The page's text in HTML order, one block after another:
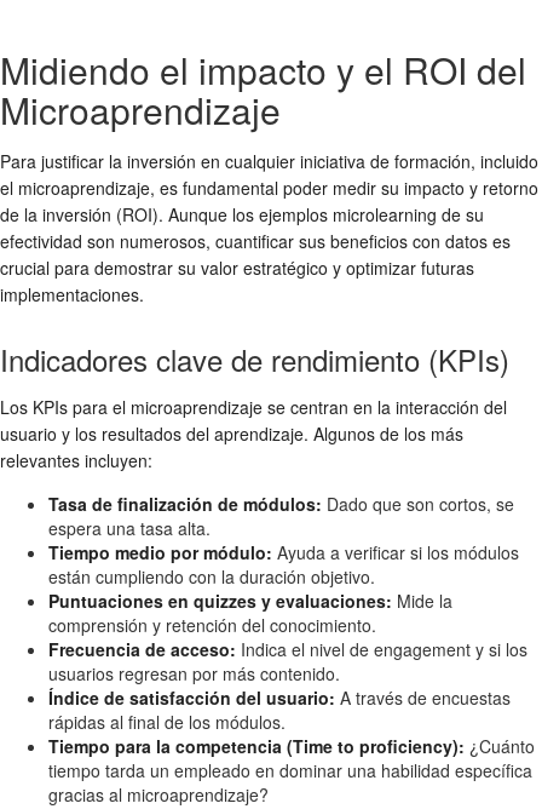
Midiendo el impacto y el ROI del
Microaprendizaje
Para justificar la inversión en cualquier iniciativa de formación, incluido
el microaprendizaje, es fundamental poder medir su impacto y retorno
de la inversión (ROI). Aunque los ejemplos microlearning de su
efectividad son numerosos, cuantificar sus beneficios con datos es
crucial para demostrar su valor estratégico y optimizar futuras
implementaciones.
Indicadores clave de rendimiento (KPIs)
Los KPIs para el microaprendizaje se centran en la interacción del
usuario y los resultados del aprendizaje. Algunos de los más
relevantes incluyen:
Tasa de finalización de módulos: Dado que son cortos, se
espera una tasa alta.
Tiempo medio por módulo: Ayuda a verificar si los módulos
están cumpliendo con la duración objetivo.
Puntuaciones en quizzes y evaluaciones: Mide la
comprensión y retención del conocimiento.
Frecuencia de acceso: Indica el nivel de engagement y si los
usuarios regresan por más contenido.
Índice de satisfacción del usuario: A través de encuestas
rápidas al final de los módulos.
Tiempo para la competencia (Time to proficiency): ¿Cuánto
tiempo tarda un empleado en dominar una habilidad específica
gracias al microaprendizaje?